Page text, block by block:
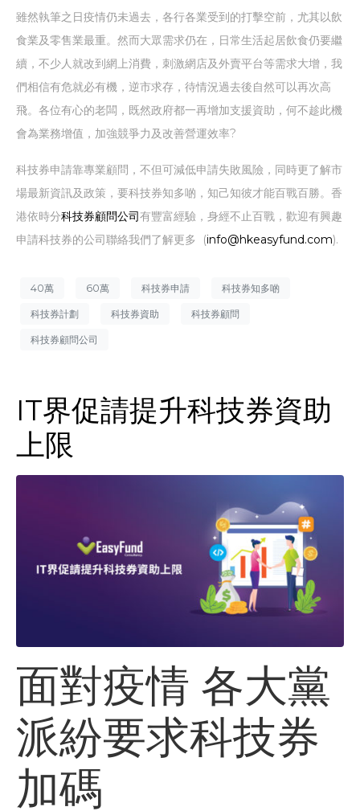
雖然執筆之日疫情仍未過去，各行各業受到的打擊空前，尤其以飲
食業及零售業最重。然而大眾需求仍在，日常生活起居飲食仍要繼
續，不少人就改到網上消費，刺激網店及外賣平台等需求大增，我
們相信有危就必有機，逆市求存，待情況過去後自然可以再次高
飛。各位有心的老闆，既然政府都一再增加支援資助，何不趁此機
會為業務增值，加強競爭力及改善營運效率?
科技券申請靠專業顧問，不但可減低申請失敗風險，同時更了解市
場最新資訊及政策，要科技券知多啲，知己知彼才能百戰百勝。香
港依時分科技券顧問公司有豐富經驗，身經不止百戰，歡迎有興趣
申請科技券的公司聯絡我們了解更多 (info@hkeasyfund.com).
40萬 60萬 科技券申請 科技券知多啲
科技券計劃 科技券資助 科技券顧問
科技券顧問公司
IT界促請提升科技券資助
上限
面對疫情 各大黨
派紛要求科技券
加碼